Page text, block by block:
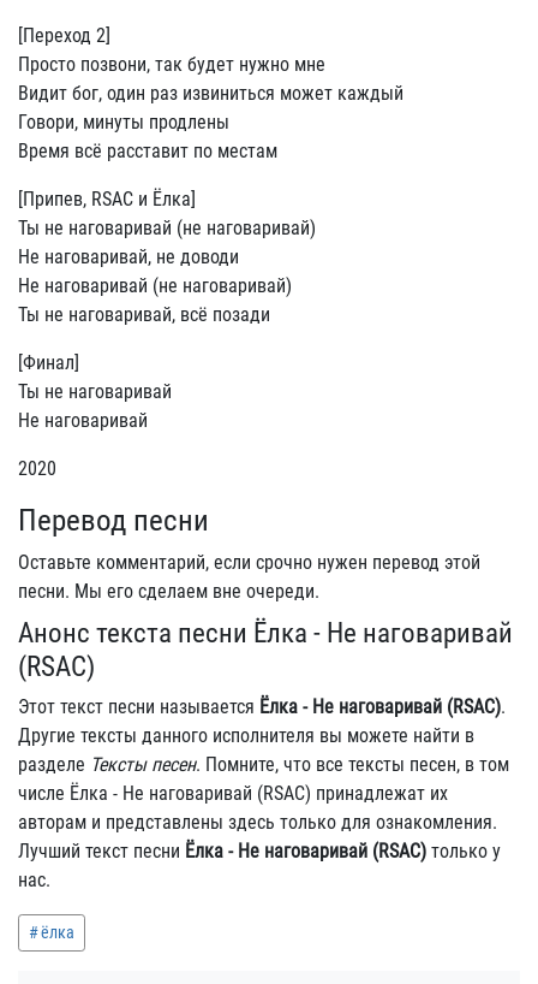
[Переход 2]
Просто позвони, так будет нужно мне
Видит бог, один раз извиниться может каждый
Говори, минуты продлены
Время всё расставит по местам
[Припев, RSAC и Ёлка]
Ты не наговаривай (не наговаривай)
Не наговаривай, не доводи
Не наговаривай (не наговаривай)
Ты не наговаривай, всё позади
[Финал]
Ты не наговаривай
Не наговаривай
2020
Перевод песни
Оставьте комментарий, если срочно нужен перевод этой
песни. Мы его сделаем вне очереди.
Анонс текста песни Ёлка - Не наговаривай
(RSAC)
Этот текст песни называется Ёлка - Не наговаривай (RSAC).
Другие тексты данного исполнителя вы можете найти в
разделе Тексты песен. Помните, что все тексты песен, в том
числе Ёлка - Не наговаривай (RSAC) принадлежат их
авторам и представлены здесь только для ознакомления.
Лучший текст песни Ёлка - Не наговаривай (RSAC) только у
нас.
ёлка